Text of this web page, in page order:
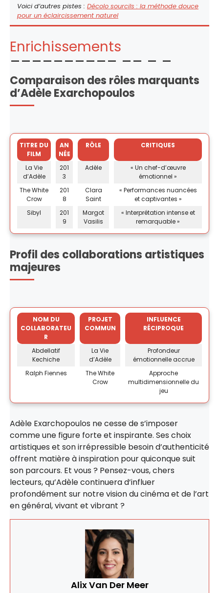
Voici d’autres pistes : Décolo sourcils : la méthode douce
pour un éclaircissement naturel
Enrichissements
Comparaison des rôles marquants
d’Adèle Exarchopoulos
TITRE DU
FILM
AN
NÉE
RÔLE CRITIQUES
La Vie
d’Adèle
201
3
Adèle
« Un chef-d’œuvre
émotionnel »
The White
Crow
201
8
Clara
Saint
« Performances nuancées
et captivantes »
Sibyl
201
9
Margot
Vasilis
« Interprétation intense et
remarquable »
Profil des collaborations artistiques
majeures
NOM DU
COLLABORATEU
R
PROJET
COMMUN
INFLUENCE
RÉCIPROQUE
Abdellatif
Kechiche
La Vie
d’Adèle
Profondeur
émotionnelle accrue
Ralph Fiennes
The White
Crow
Approche
multidimensionnelle du
jeu
Adèle Exarchopoulos ne cesse de s’imposer
comme une figure forte et inspirante. Ses choix
artistiques et son irrépressible besoin d’authenticité
offrent matière à inspiration pour quiconque suit
son parcours. Et vous ? Pensez-vous, chers
lecteurs, qu’Adèle continuera d’influer
profondément sur notre vision du cinéma et de l’art
en général, vivant et vibrant ?
Alix Van Der Meer